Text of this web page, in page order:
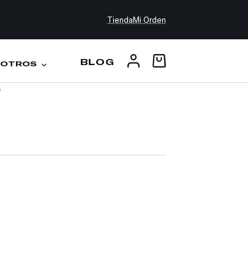
TiendaMi Orden
OTROS BLOG